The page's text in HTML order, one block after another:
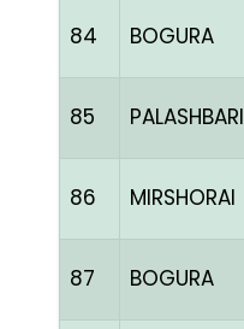
84 BOGURA
85 PALASHBARI
86 MIRSHORAI
87 BOGURA